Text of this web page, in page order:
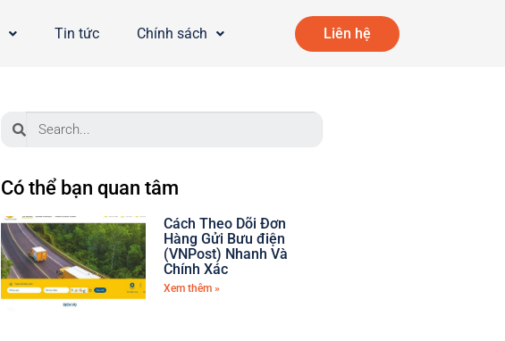
Tin tức Chính sách Liên hệ
Có thể bạn quan tâm
Cách Theo Dõi Đơn
Hàng Gửi Bưu điện
(VNPost) Nhanh Và
Chính Xác
Xem thêm »